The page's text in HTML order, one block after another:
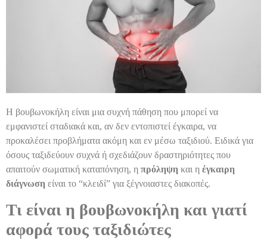
Η βουβωνοκήλη είναι μια συχνή πάθηση που μπορεί να
εμφανιστεί σταδιακά και, αν δεν εντοπιστεί έγκαιρα, να
προκαλέσει προβλήματα ακόμη και εν μέσω ταξιδιού. Ειδικά για
όσους ταξιδεύουν συχνά ή σχεδιάζουν δραστηριότητες που
απαιτούν σωματική καταπόνηση, η πρόληψη και η έγκαιρη
διάγνωση είναι το “κλειδί” για ξέγνοιαστες διακοπές.
Τι είναι η βουβωνοκήλη και γιατί
αφορά τους ταξιδιώτες